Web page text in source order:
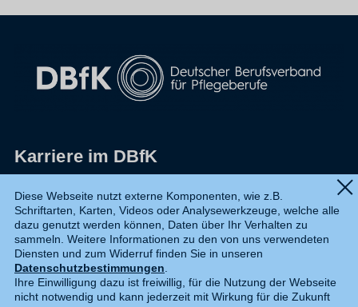
Karriere im DBfK
Datenschutz
Shop
Widerruf
Kontakt
Diese Webseite nutzt externe Komponenten, wie z.B.
Schriftarten, Karten, Videos oder Analysewerkzeuge, welche alle
dazu genutzt werden können, Daten über Ihr Verhalten zu
sammeln. Weitere Informationen zu den von uns verwendeten
Diensten und zum Widerruf finden Sie in unseren
Datenschutzbestimmungen.
Ihre Einwilligung dazu ist freiwillig, für die Nutzung der Webseite
nicht notwendig und kann jederzeit mit Wirkung für die Zukunft